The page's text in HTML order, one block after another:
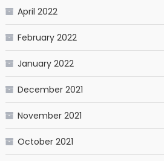
April 2022
February 2022
January 2022
December 2021
November 2021
October 2021